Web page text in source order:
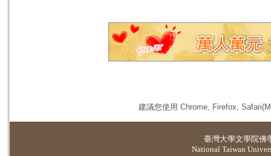
建議您使用 Chrome, Firefox,
臺灣大學文學院佛
National Taiwan